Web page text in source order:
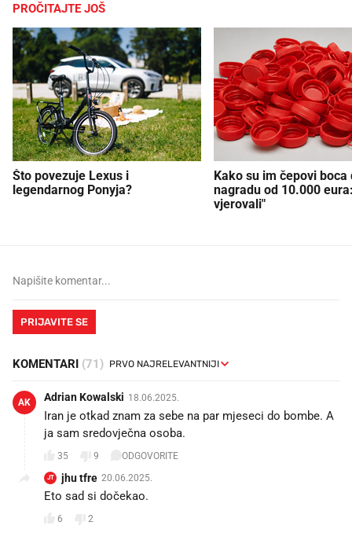
PROČITAJTE JOŠ
Što povezuje Lexus i
legendarnog Ponyja?
Kako su im čepovi boca
nagradu od 10.000
vjerovali"
PRIJAVITE SE
KOMENTARI (71)
AK Adrian Kowalski 18.06.2025.
Iran je otkad znam za sebe na par mjeseci do bombe. A
ja sam sredovječna osoba.
35 9 ODGOVORITE
JT jhu tfre 20.06.2025.
Eto sad si dočekao.
6 2